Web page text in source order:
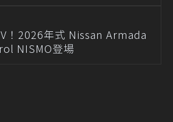
！2026年式 Nissan Armada
NISMO登場